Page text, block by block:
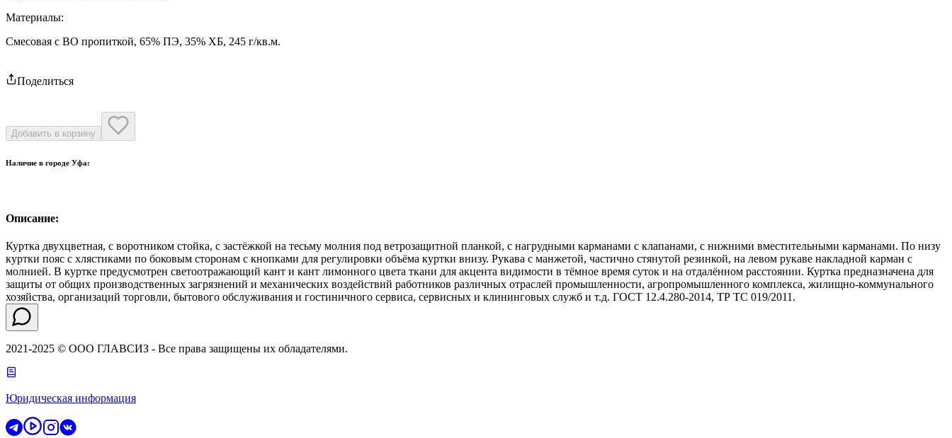
Материалы:
Смесовая с ВО пропиткой, 65% ПЭ, 35% ХБ, 245 г/кв.м.
Поделиться
Добавить в корзину
Наличие в городе Уфа:
Описание:
Куртка двухцветная, с воротником стойка, с застёжкой на тесьму молния под ветрозащитной планкой, с нагрудными карманами с клапанами, с нижними вместительными карманами. По низу
куртки пояс с хлястиками по боковым сторонам с кнопками для регулировки объёма куртки внизу. Рукава с манжетой, частично стянутой резинкой, на левом рукаве накладной карман с
молнией. В куртке предусмотрен светоотражающий кант и кант лимонного цвета ткани для акцента видимости в тёмное время суток и на отдалённом расстоянии. Куртка предназначена для
защиты от общих производственных загрязнений и механических воздействий работников различных отраслей промышленности, агропромышленного комплекса, жилищно-коммунального
хозяйства, организаций торговли, бытового обслуживания и гостиничного сервиса, сервисных и клининговых служб и т.д. ГОСТ 12.4.280-2014, ТР ТС 019/2011.
2021-2025 © ООО ГЛАВСИЗ - Все права защищены их обладателями.
Юридическая информация